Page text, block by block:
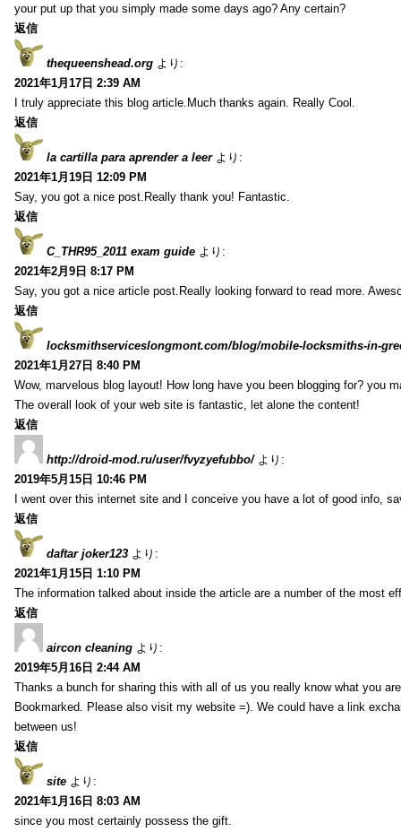
your put up that you simply made some days ago? Any certain?
返信
thequeenshead.org より:
2021年1月17日 2:39 AM
I truly appreciate this blog article.Much thanks again. Really Cool.
返信
la cartilla para aprender a leer より:
2021年1月19日 12:09 PM
Say, you got a nice post.Really thank you! Fantastic.
返信
C_THR95_2011 exam guide より:
2021年2月9日 8:17 PM
Say, you got a nice article post.Really looking forward to read more.
返信
locksmithserviceslongmont.com/blog/mobile-locksmiths-in-
2021年1月27日 8:40 PM
Wow, marvelous blog layout! How long have you been blogging for? you
The overall look of your web site is fantastic, let alone the content!
返信
http://droid-mod.ru/user/fvyzyefubbo/ より:
2019年5月15日 10:46 PM
I went over this internet site and I conceive you have a lot of good info,
返信
daftar joker123 より:
2021年1月15日 1:10 PM
The information talked about inside the article are a number of the most
返信
aircon cleaning より:
2019年5月16日 2:44 AM
Thanks a bunch for sharing this with all of us you really know what you
Bookmarked. Please also visit my website =). We could have a link
between us!
返信
site より:
2021年1月16日 8:03 AM
since you most certainly possess the gift.